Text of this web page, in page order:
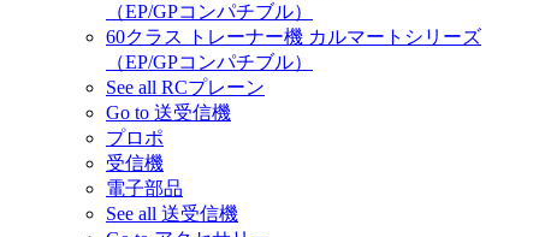
（EP/GPコンパチブル）
60クラス トレーナー機 カルマートシリーズ
（EP/GPコンパチブル）
See all RCプレーン
Go to 送受信機
プロポ
受信機
電子部品
See all 送受信機